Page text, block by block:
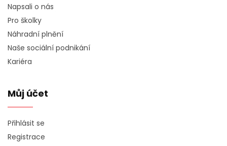
Napsali o nás
Pro školky
Náhradní plnění
Naše sociální podnikání
Kariéra
Můj účet
Přihlásit se
Registrace